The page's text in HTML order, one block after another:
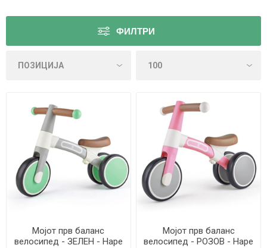
ФИЛТРИ
Мојот прв баланс
велосипед - ЗЕЛЕН - Hape
Мојот прв баланс
велосипед - РОЗОВ - Hape